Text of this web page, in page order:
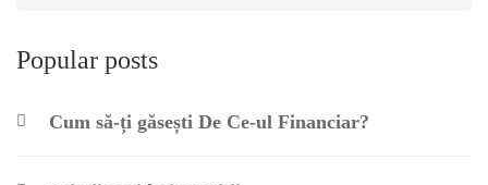
Popular posts
Cum să-ți găsești De Ce-ul Financiar?